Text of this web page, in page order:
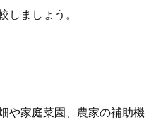
しましょう。
や家庭菜園、農家の補助機